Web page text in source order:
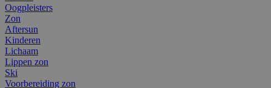
Oogpleisters
Zon
Aftersun
Kinderen
Lichaam
Lippen zon
Ski
Voorbereiding zon